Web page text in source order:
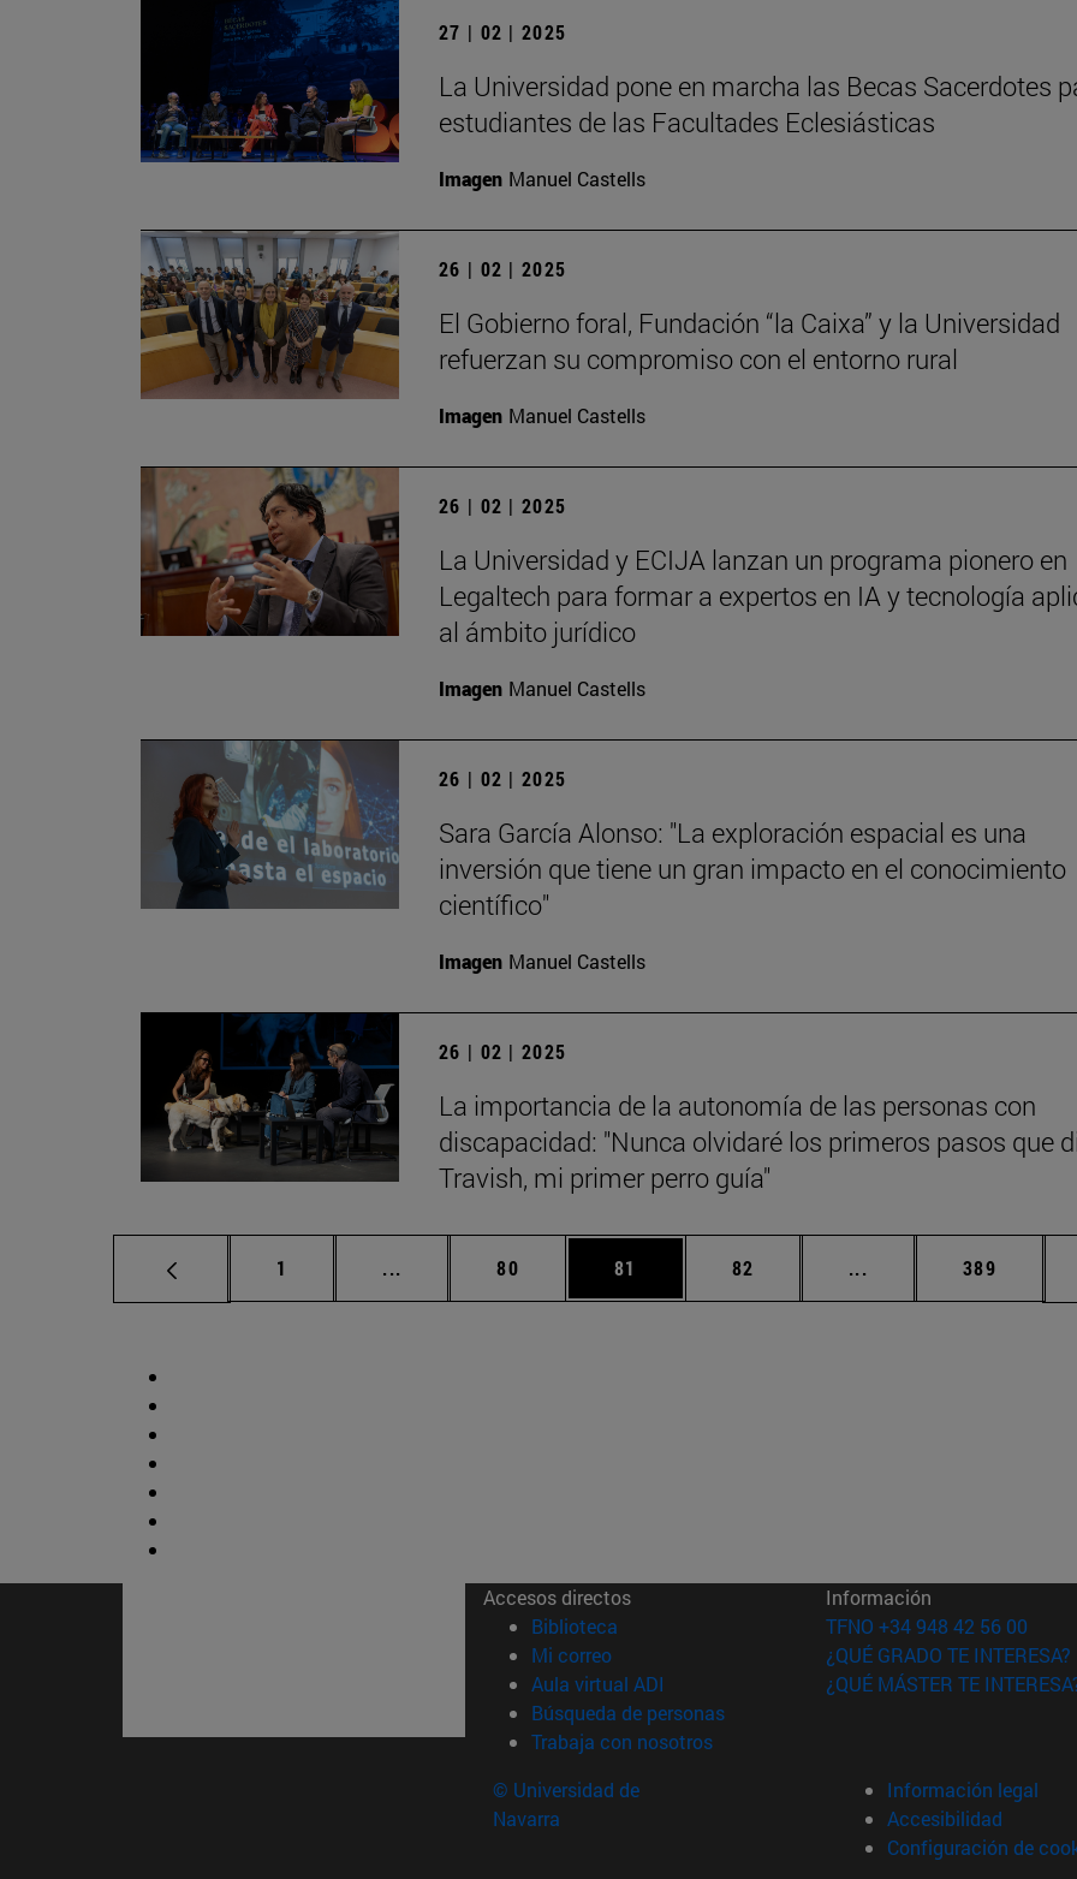
27 | 02 | 2025
La Universidad pone en marcha las Becas Sacerdotes
estudiantes de las Facultades Eclesiásticas
Imagen Manuel Castells
26 | 02 | 2025
El Gobierno foral, Fundación “la Caixa” y la Universidad
refuerzan su compromiso con el entorno rural
Imagen Manuel Castells
26 | 02 | 2025
La Universidad y ECIJA lanzan un programa pionero en
Legaltech para formar a expertos en IA y tecnología
al ámbito jurídico
Imagen Manuel Castells
26 | 02 | 2025
Sara García Alonso: "La exploración espacial es una
inversión que tiene un gran impacto en el conocimiento
científico"
Imagen Manuel Castells
26 | 02 | 2025
La importancia de la autonomía de las personas con
discapacidad: "Nunca olvidaré los primeros pasos que
Travish, mi primer perro guía"
Página
1 ... Páginas intermedias Use TAB para desplazarse.
Página
80 Página
81 Página
82 ... Páginas intermedias
Página
389
Accesos directos
Biblioteca (abre en nueva ventana)
Mi correo(abre en nueva ventana)
Aula virtual ADI (abre en nueva ventana)
Búsqueda de personas(abre en nueva ventana)
Trabaja con nosotros(abre en nueva ventana)
Información
TFNO +34 948 42 56 00
¿QUÉ GRADO TE INTERESA?
¿QUÉ MÁSTER TE
© Universidad de
Navarra
Información legal
Accesibilidad
Configuración de